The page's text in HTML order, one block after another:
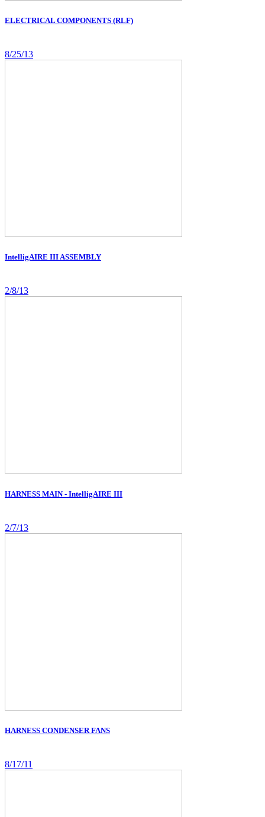
ELECTRICAL COMPONENTS (RLF)
8/25/13
IntelligAIRE III ASSEMBLY
2/8/13
HARNESS MAIN - IntelligAIRE III
2/7/13
HARNESS CONDENSER FANS
8/17/11